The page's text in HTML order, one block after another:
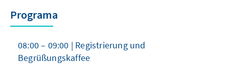
Programa
08:00 – 09:00 | Registrierung und
Begrüßungskaffee